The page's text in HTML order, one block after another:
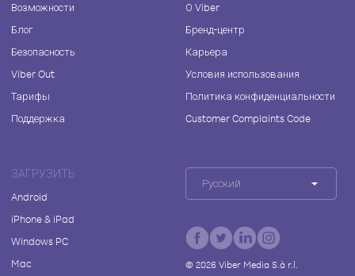
Возможности
Блог
Безопасность
Viber Out
Тарифы
Поддержка
О Viber
Бренд-центр
Карьера
Условия использования
Политика конфиденциальности
Customer Complaints Code
ЗАГРУЗИТЬ
Android
iPhone & iPad
Windows PC
Mac
Русский
© 2026Viber Media S.à r.l.